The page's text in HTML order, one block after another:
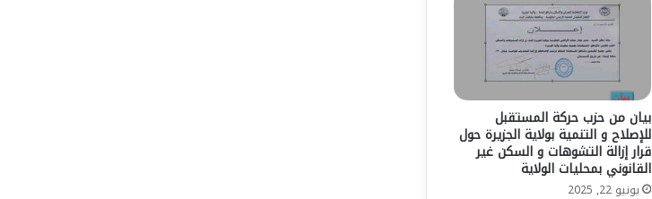
بيان من حزب حركة المستقبل
للإصلاح و التنمية بولاية الجزيرة حول
قرار إزالة التشوهات و السكن غير
القانوني بمحليات الولاية
يونيو 22, 2025